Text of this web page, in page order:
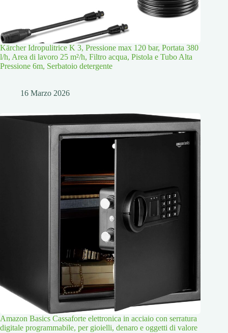
Kärcher Idropulitrice K 3, Pressione max 120 bar, Portata 380
l/h, Area di lavoro 25 m²/h, Filtro acqua, Pistola e Tubo Alta
Pressione 6m, Serbatoio detergente
16 Marzo 2026
Amazon Basics Cassaforte elettronica in acciaio con serratura
digitale programmabile, per gioielli, denaro e oggetti di valore